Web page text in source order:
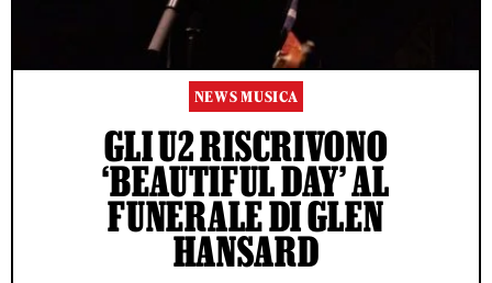
NEWS MUSICA
GLI U2 RISCRIVONO
‘BEAUTIFUL DAY’ AL
FUNERALE DI GLEN
HANSARD